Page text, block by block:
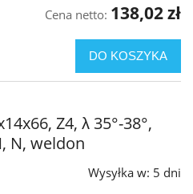
Cena netto: 138,02 zł
DO KOSZYKA
Z4, λ 35°-38°,
N, weldon
Wysyłka w: 5 dni